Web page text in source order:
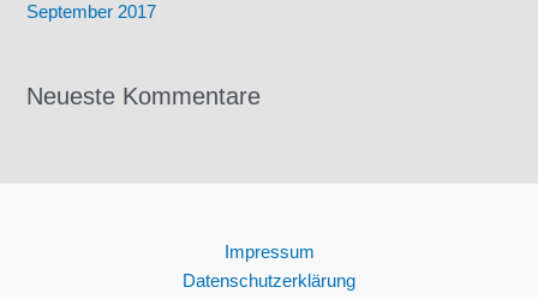
September 2017
Neueste Kommentare
Impressum
Datenschutzerklärung